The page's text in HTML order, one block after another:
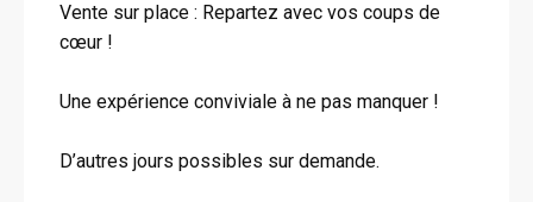
Vente sur place : Repartez avec vos coups de
cœur !
Une expérience conviviale à ne pas manquer !
D’autres jours possibles sur demande.